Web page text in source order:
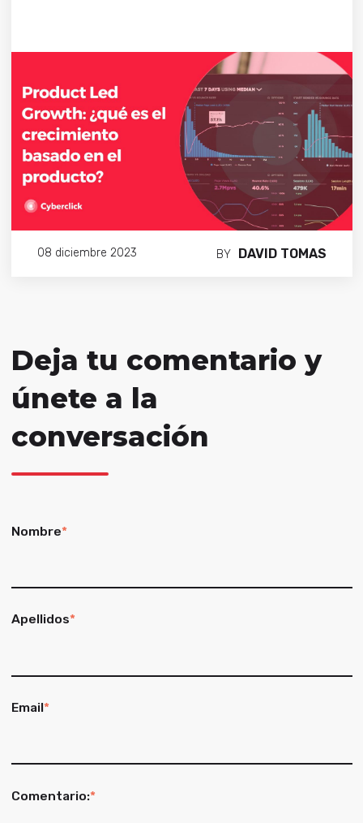
08 diciembre 2023 BY DAVID TOMAS
Deja tu comentario y
únete a la
conversación
Nombre*
Apellidos*
Email*
Comentario:*